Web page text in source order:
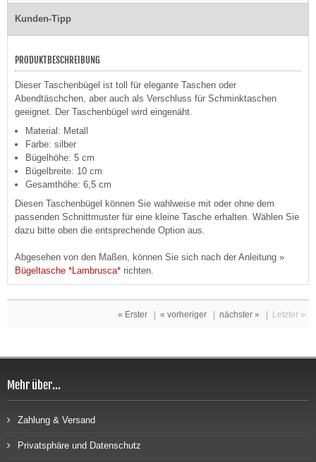
Kunden-Tipp
PRODUKTBESCHREIBUNG
Dieser Taschenbügel ist toll für elegante Taschen oder
Abendtäschchen, aber auch als Verschluss für Schminktaschen
geeignet. Der Taschenbügel wird eingenäht.
Material: Metall
Farbe: silber
Bügelhöhe: 5 cm
Bügelbreite: 10 cm
Gesamthöhe: 6,5 cm
Diesen Taschenbügel können Sie wahlweise mit oder ohne dem
passenden Schnittmuster für eine kleine Tasche erhalten. Wählen Sie
dazu bitte oben die entsprechende Option aus.
Abgesehen von den Maßen, können Sie sich nach der Anleitung »
Bügeltasche *Lambrusca* richten.
« Erster « vorheriger nächster » Letzter »
Mehr über...
Zahlung & Versand
Privatsphäre und Datenschutz